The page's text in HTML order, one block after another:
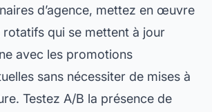
d’agence, mettez en œuvre
rotatifs qui se mettent à jour
avec les promotions
sans nécessiter de mises à
Testez A/B la présence de